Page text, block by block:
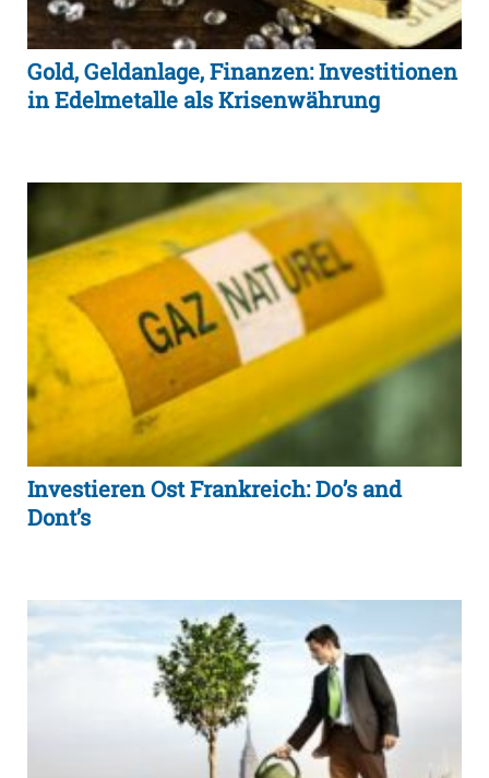
Gold, Geldanlage, Finanzen: Investitionen
in Edelmetalle als Krisenwährung
Investieren Ost Frankreich: Do’s and
Dont’s